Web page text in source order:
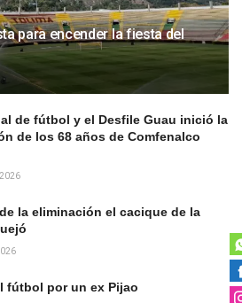
para encender la fiesta del
de fútbol y el Desfile Guau inició la
de los 68 años de Comfenalco
la eliminación el cacique de la
fútbol por un ex Pijao